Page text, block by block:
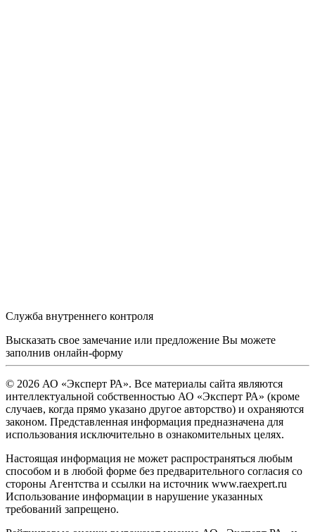
Служба внутреннего контроля
Высказать свое замечание или предложение Вы можете
заполнив онлайн-форму
© 2026 АО «Эксперт РА». Все материалы сайта являются
интеллектуальной собственностью АО «Эксперт РА» (кроме
случаев, когда прямо указано другое авторство) и охраняются
законом. Представленная информация предназначена для
использования исключительно в ознакомительных целях.
Настоящая информация не может распространяться любым
способом и в любой форме без предварительного согласия со
стороны Агентства и ссылки на источник www.raexpert.ru
Использование информации в нарушение указанных
требований запрещено.